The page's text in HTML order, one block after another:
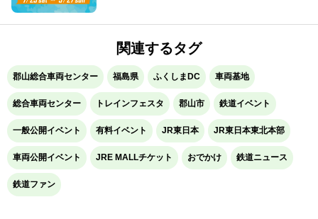
関連するタグ
郡山総合車両センター 福島県 ふくしまDC 車両基地
総合車両センター トレインフェスタ 郡山市 鉄道イベント
一般公開イベント 有料イベント JR東日本 JR東日本東北本部
車両公開イベント JRE MALLチケット おでかけ 鉄道ニュース
鉄道ファン